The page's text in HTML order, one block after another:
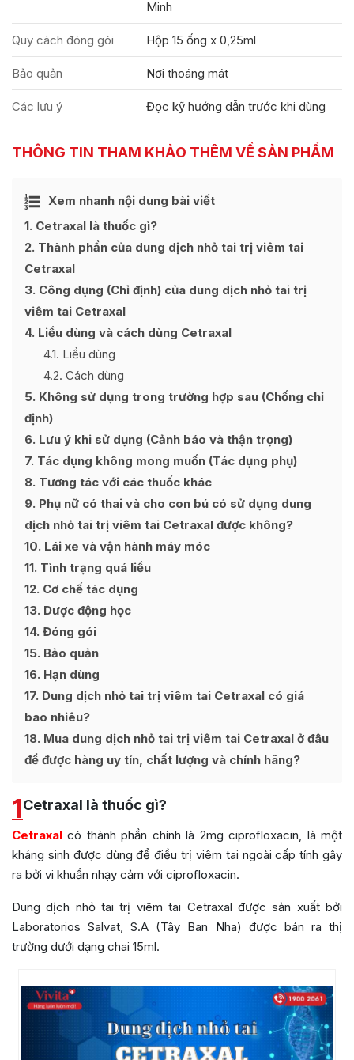
Minh
Quy cách đóng gói Hộp 15 ống x 0,25ml
Bảo quản Nơi thoáng mát
Các lưu ý Đọc kỹ hướng dẫn trước khi dùng
THÔNG TIN THAM KHẢO THÊM VỀ SẢN PHẨM
Xem nhanh nội dung bài viết
Ẩn
1 Cetraxal là thuốc gì?
2 Thành phần của dung dịch nhỏ tai trị viêm tai
Cetraxal
3 Công dụng (Chỉ định) của dung dịch nhỏ tai trị
viêm tai Cetraxal
4 Liều dùng và cách dùng Cetraxal
4.1 Liều dùng
4.2 Cách dùng
5 Không sử dụng trong trường hợp sau (Chống chỉ
định)
6 Lưu ý khi sử dụng (Cảnh báo và thận trọng)
7 Tác dụng không mong muốn (Tác dụng phụ)
8 Tương tác với các thuốc khác
9 Phụ nữ có thai và cho con bú có sử dụng dung
dịch nhỏ tai trị viêm tai Cetraxal được không?
10 Lái xe và vận hành máy móc
11 Tình trạng quá liều
12 Cơ chế tác dụng
13 Dược động học
14 Đóng gói
15 Bảo quản
16 Hạn dùng
17 Dung dịch nhỏ tai trị viêm tai Cetraxal có giá
bao nhiêu?
18 Mua dung dịch nhỏ tai trị viêm tai Cetraxal ở đâu
để được hàng uy tín, chất lượng và chính hãng?
1Cetraxal là thuốc gì?
Cetraxal có thành phần chính là 2mg ciprofloxacin, là một
kháng sinh được dùng để điều trị viêm tai ngoài cấp tính gây
ra bởi vi khuẩn nhạy cảm với ciprofloxacin.
Dung dịch nhỏ tai trị viêm tai Cetraxal được sản xuất bởi
Laboratorios Salvat, S.A (Tây Ban Nha) được bán ra thị
trường dưới dạng chai 15ml.